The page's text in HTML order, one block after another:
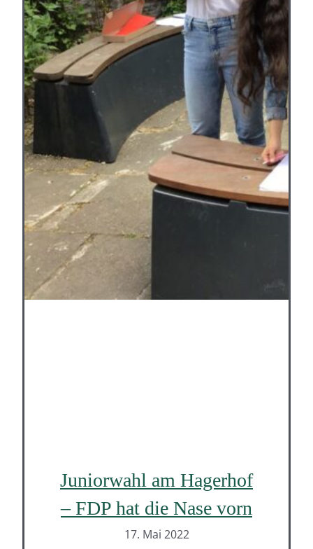
Juniorwahl am Hagerhof
– FDP hat die Nase vorn
17. Mai 2022